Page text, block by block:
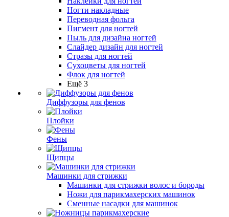
Ногти накладные
Переводная фольга
Пигмент для ногтей
Пыль для дизайна ногтей
Слайдер дизайн для ногтей
Стразы для ногтей
Сухоцветы для ногтей
Флок для ногтей
Ещё 3
Диффузоры для фенов
Плойки
Фены
Щипцы
Машинки для стрижки
Машинки для стрижки волос и бороды
Ножи для парикмахерских машинок
Сменные насадки для машинок